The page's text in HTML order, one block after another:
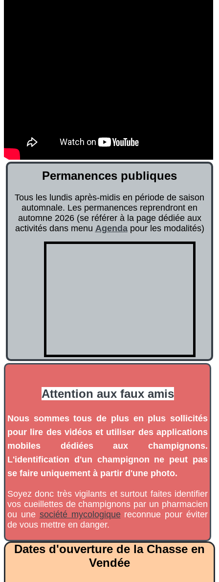
Permanences publiques
Tous les lundis après-midis en période de saison
automnale. Les permanences reprendront en
automne 2026 (se référer à la page dédiée aux
activités dans menu Agendapour les modalités)
Attention aux faux amis
Nous sommes tous de plus en plus sollicités
pour lire des vidéos et utiliser des applications
mobiles dédiées aux champignons.
L'identification d'un champignon ne peut pas
se faire uniquement à partir d'une photo.
Soyez donc très vigilants et surtout faites identifier
vos cueillettes de champignons par un pharmacien
ou une société mycologiquereconnue pour éviter
de vous mettre en danger.
Dates d'ouverture de la Chasse en
Vendée